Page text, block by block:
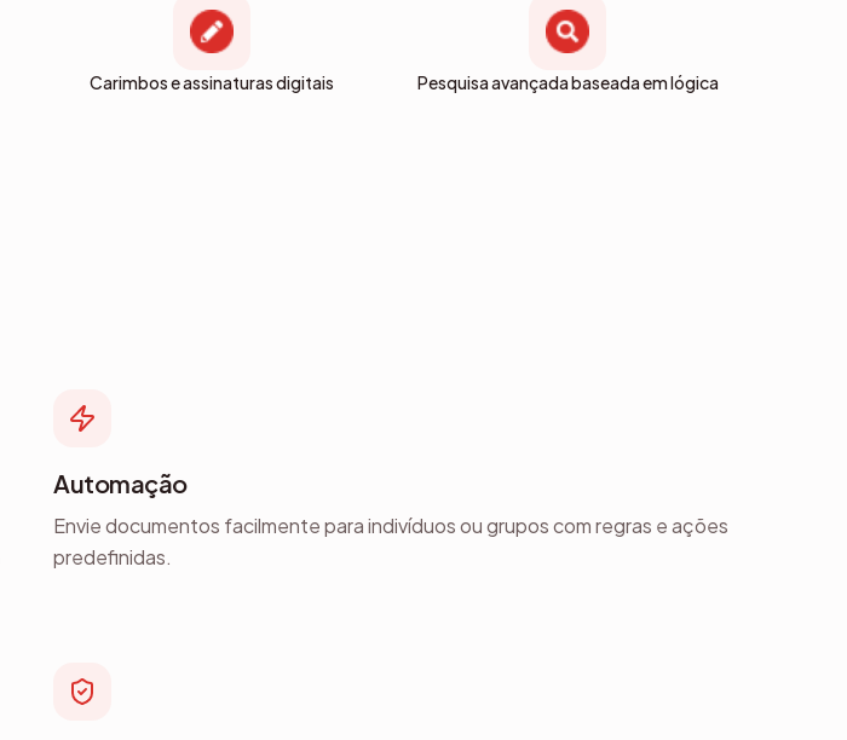
Carimbos e assinaturas digitais Pesquisa avançada baseada em lógica
Automação
Envie documentos facilmente para indivíduos ou grupos com regras e ações
predefinidas.